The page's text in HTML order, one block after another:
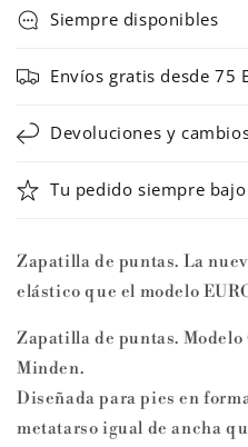
Zapatillas
LYRA
FIT
H
bolsa
ancho
N
de
Minden
Zapatillas
puntas
LYRA
FIT
H
bolsa
ancho
N
de
Minden
Siempre disponibles
Envíos gratis desde 75
Devoluciones y
Tu pedido siempre
Zapatilla de puntas. La
elástico que el modelo
Zapatilla de puntas.
Minden.
Diseñada para pies en
metatarso igual de ancha